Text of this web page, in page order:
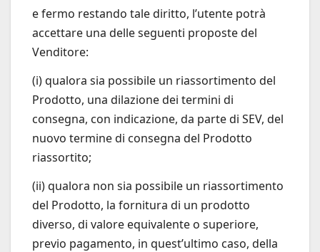
e fermo restando tale diritto, l’utente potrà
accettare una delle seguenti proposte del
Venditore:
(i) qualora sia possibile un riassortimento del
Prodotto, una dilazione dei termini di
consegna, con indicazione, da parte di SEV, del
nuovo termine di consegna del Prodotto
riassortito;
(ii) qualora non sia possibile un riassortimento
del Prodotto, la fornitura di un prodotto
diverso, di valore equivalente o superiore,
previo pagamento, in quest’ultimo caso, della